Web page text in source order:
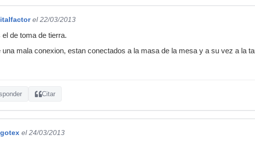
el 22/03/2013
de toma de tierra.
una mala conexion, estan conectados a la masa de la mesa y a su vez a la
Citar
el 24/03/2013